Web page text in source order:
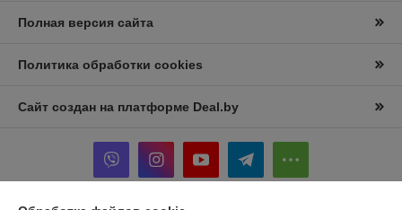
Полная версия сайта
Политика обработки cookies
Сайт создан на платформе Deal.by